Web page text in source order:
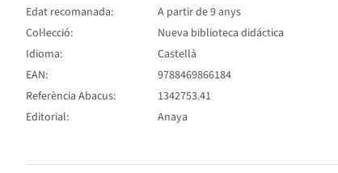
Edat recomanada:
A partir de 9 anys
Col·lecció:
Nueva biblioteca didáctica
Idioma:
Castellà
EAN:
9788469866184
Referència Abacus:
1342753.41
Editorial:
Anaya